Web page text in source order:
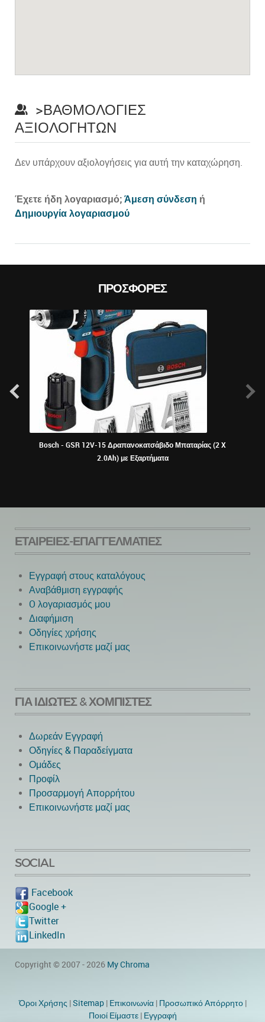
>ΒΑΘΜΟΛΟΓΊΕΣ
ΑΞΙΟΛΟΓΗΤΏΝ
Δεν υπάρχουν αξιολογήσεις για αυτή την καταχώρηση.
Έχετε ήδη λογαριασμό; Άμεση σύνδεση ή
Δημιουργία λογαριασμού
ΠΡΟΣΦΟΡΈΣ
Bosch - GSR 12V-15 Δραπανοκατσάβιδο Μπαταρίας (2 X
2.0Ah) με Εξαρτήματα
Next
ΕΤΑΙΡΕΊΕΣ-ΕΠΑΓΓΕΛΜΑΤΊΕΣ
Εγγραφή στους καταλόγους
Αναβάθμιση εγγραφής
O λογαριασμός μου
Διαφήμιση
Οδηγίες χρήσης
Επικοινωνήστε μαζί μας
ΓΙΑ ΙΔΙΏΤΕΣ & ΧΟΜΠΊΣΤΕΣ
Δωρεάν Εγγραφή
Οδηγίες & Παραδείγματα
Ομάδες
Προφίλ
Προσαρμογή Απορρήτου
Επικοινωνήστε μαζί μας
SOCIAL
Facebook
Google +
Twitter
LinkedIn
Copyright © 2007 - 2026 My Chroma
Όροι Χρήσης |Sitemap| Eπικοινωνία| Προσωπικό Απόρρητο|
Ποιοί Είμαστε| Εγγραφή